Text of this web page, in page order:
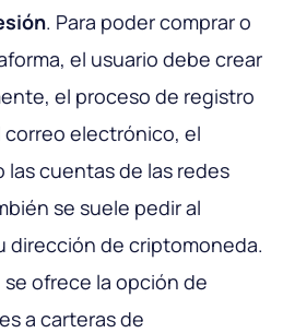
. Para poder comprar o
el usuario debe crear
el proceso de registro
correo electrónico, el
cuentas de las redes
se suele pedir al
dirección de criptomoneda.
ofrece la opción de
a carteras de